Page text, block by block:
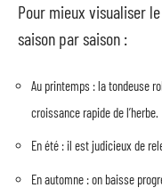
Pour mieux visualiser
saison par saison :
Au printemps : la tondeuse
croissance rapide de l’herbe.
En été : il est judicieux de
En automne : on baisse